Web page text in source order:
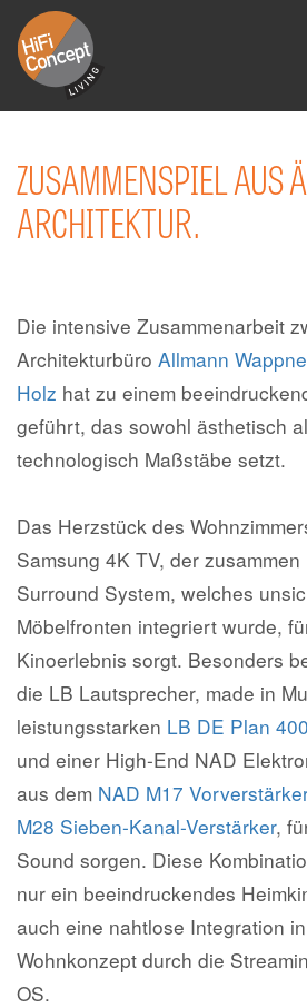
Home
Wir
Store
High-End-HiFi
Network-Solutions
Kontakt
ZUSAMMENSPIEL AUS
ARCHITEKTUR.
Die intensive Zusammenarbeit
Architekturbüro Allmann
Holz hat zu einem
geführt, das sowohl ästhetisch
technologisch Maßstäbe setzt.
Das Herzstück des
Samsung 4K TV, der
Surround System, welches
Möbelfronten integriert wurde,
Kinoerlebnis sorgt. Besonders
die LB Lautsprecher, made in
leistungsstarken LB DE Plan
und einer High-End NAD
aus dem NAD M17
M28 Sieben-Kanal-Verstärker,
Sound sorgen. Diese
nur ein beeindruckendes
auch eine nahtlose Integration
Wohnkonzept durch die
OS.